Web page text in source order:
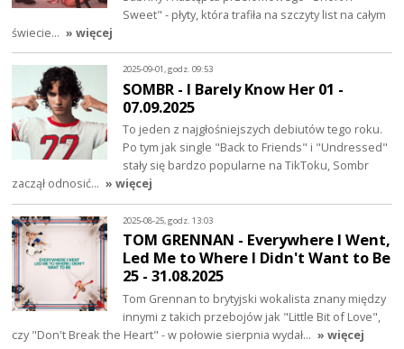
Sweet" - płyty, która trafiła na szczyty list na całym
świecie… » więcej
2025-09-01, godz. 09:53
SOMBR - I Barely Know Her 01 -
07.09.2025
To jeden z najgłośniejszych debiutów tego roku.
Po tym jak single "Back to Friends" i "Undressed"
stały się bardzo popularne na TikToku, Sombr
zaczął odnosić… » więcej
2025-08-25, godz. 13:03
TOM GRENNAN - Everywhere I Went,
Led Me to Where I Didn't Want to Be
25 - 31.08.2025
Tom Grennan to brytyjski wokalista znany między
innymi z takich przebojów jak "Little Bit of Love",
czy "Don't Break the Heart" - w połowie sierpnia wydał… » więcej